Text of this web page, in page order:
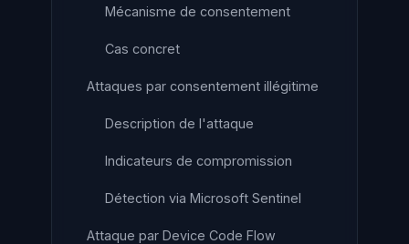
Mécanisme de consentement
Cas concret
Attaques par consentement illégitime
Description de l'attaque
Indicateurs de compromission
Détection via Microsoft Sentinel
Attaque par Device Code Flow